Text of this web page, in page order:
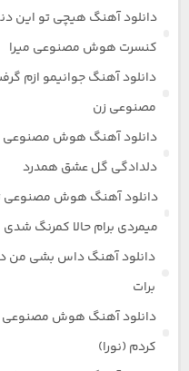
دانلود آهنگ هیچی تو این
کنسرت هوش مصنوعی میرا
دانلود آهنگ جوانیمو
مصنوعی زن
دانلود آهنگ هوش مصنوعی
دلدادگی گل عشق همدرد
دانلود آهنگ هوش مصنوعی
میمردی برام حالا کمرنگ شدی
دانلود آهنگ داس بشی من
برات
دانلود آهنگ هوش مصنوعی
کردم (نورا)